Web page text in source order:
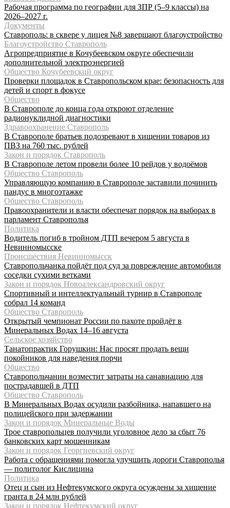
Рабочая программа по географии для ЗПР (5–9 классы) на
2026–2027 г.
Документы
Ставрополь: в сквере у лицея №8 завершают благоустройство
Благоустройство Ставрополь
Агропредприятие в Кочубеевском округе обеспечили
дополнительной электроэнергией
Общество Кочубеевский округ
Проверки площадок в Ставропольском крае: безопасность для
детей и спорт в фокусе
Общество
В Ставрополе до конца года откроют отделение
радионуклидной диагностики
Здравоохранение Ставрополь
В Ставрополе братьев подозревают в хищении товаров из
ПВЗ на 760 тыс. рублей
Закон и порядок Ставрополь
В Ставрополе летом провели более 10 рейдов у водоёмов
Общество Ставрополь
Управляющую компанию в Ставрополе заставили починить
пандус в многоэтажке
Общество Ставрополь
Правоохранители и власти обеспечат порядок на выборах в
парламент Ставрополья
Политика
Водитель погиб в тройном ДТП вечером 5 августа в
Невинномысске
Происшествия Невинномысск
Ставропольчанка пойдёт под суд за повреждение автомобиля
соседки сухими ветками
Закон и порядок Новоалександровский округ
Спортивный и интеллектуальный турнир в Ставрополе
собрал 14 команд
Общество Ставрополь
Открытый чемпионат России по пахоте пройдёт в
Минеральных Водах 14–16 августа
Сельское хозяйство
Танатопрактик Горушкин: Нас просят продать вещи
покойников для наведения порчи
Общество
Ставропольчанин возместит затраты на санавиацию для
пострадавшей в ДТП
Общество Ставрополь
В Минеральных Водах осудили разбойника, напавшего на
полицейского при задержании
Закон и порядок Минеральные Воды
Трое ставропольцев получили уголовное дело за сбыт 76
банковских карт мошенникам
Закон и порядок Георгиевский округ
Работа с обращениями помогла улучшить дороги Ставрополья
— политолог Кислицина
Политика
Отец и сын из Нефтекумского округа осуждены за хищение
гранта в 24 млн рублей
Закон и порядок Нефтекумский округ